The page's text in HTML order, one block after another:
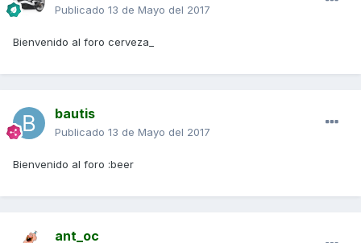
Publicado 13 de Mayo del 2017
Bienvenido al foro cerveza_
bautis
Publicado 13 de Mayo del 2017
Bienvenido al foro :beer
ant_oc